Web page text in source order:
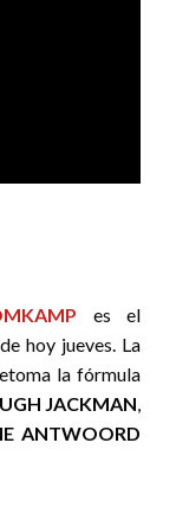
es el
hoy jueves. La
la fórmula
JACKMAN,
ANTWOORD